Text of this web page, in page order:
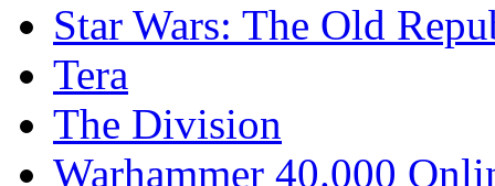
Star Wars: The Old
Tera
The Division
Warhammer 40.000